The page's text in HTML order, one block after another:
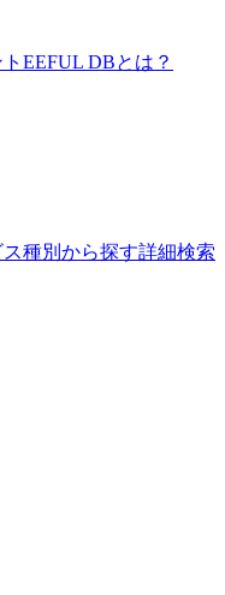
EEFUL DBとは？
種別から探す詳細検索